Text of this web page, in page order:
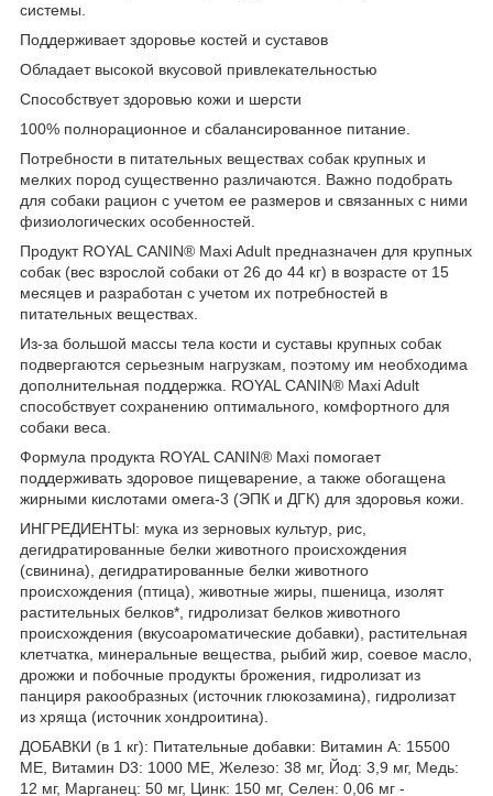
системы.
Поддерживает здоровье костей и суставов
Обладает высокой вкусовой привлекательностью
Способствует здоровью кожи и шерсти
100% полнорационное и сбалансированное питание.
Потребности в питательных веществах собак крупных и
мелких пород существенно различаются. Важно подобрать
для собаки рацион с учетом ее размеров и связанных с ними
физиологических особенностей.
Продукт ROYAL CANIN® Maxi Adult предназначен для крупных
собак (вес взрослой собаки от 26 до 44 кг) в возрасте от 15
месяцев и разработан с учетом их потребностей в
питательных веществах.
Из-за большой массы тела кости и суставы крупных собак
подвергаются серьезным нагрузкам, поэтому им необходима
дополнительная поддержка. ROYAL CANIN® Maxi Adult
способствует сохранению оптимального, комфортного для
собаки веса.
Формула продукта ROYAL CANIN® Maxi помогает
поддерживать здоровое пищеварение, а также обогащена
жирными кислотами омега-3 (ЭПК и ДГК) для здоровья кожи.
ИНГРЕДИЕНТЫ: мука из зерновых культур, рис,
дегидратированные белки животного происхождения
(свинина), дегидратированные белки животного
происхождения (птица), животные жиры, пшеница, изолят
растительных белков*, гидролизат белков животного
происхождения (вкусоароматические добавки), растительная
клетчатка, минеральные вещества, рыбий жир, соевое масло,
дрожжи и побочные продукты брожения, гидролизат из
панциря ракообразных (источник глюкозамина), гидролизат
из хряща (источник хондроитина).
ДОБАВКИ (в 1 кг): Питательные добавки: Витамин A: 15500
ME, Витамин D3: 1000 ME, Железо: 38 мг, Йод: 3,9 мг, Медь:
12 мг, Марганец: 50 мг, Цинк: 150 мг, Ceлeн: 0,06 мг -